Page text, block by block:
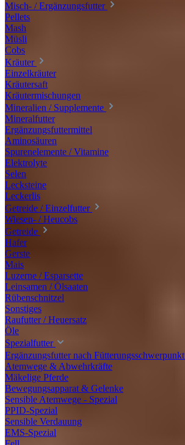
Misch- / Ergänzungsfutter
Pellets
Mash
Müsli
Cobs
Kräuter
Einzelkräuter
Kräutersaft
Kräutermischungen
Mineralien / Supplemente
Mineralfutter
Ergänzungsfuttermittel
Aminosäuren
Spurenelemente / Vitamine
Elektrolyte
Selen
Lecksteine
Leckerlis
Getreide / Einzelfutter
Wiesen- / Heucobs
Getreide
Hafer
Gerste
Mais
Luzerne / Esparsette
Leinsamen / Ölsaaten
Rübenschnitzel
Sonstiges
Raufutter / Heuersatz
Öle
Spezialfutter
Ergänzungsfutter nach Fütterungsschwerpunkt
Atemwege & Abwehrkräfte
Mäkelige Pferde
Bewegungsapparat & Gelenke
Sensible Atemwege - Spezial
PPID-Spezial
Sensible Verdauung
EMS-Spezial